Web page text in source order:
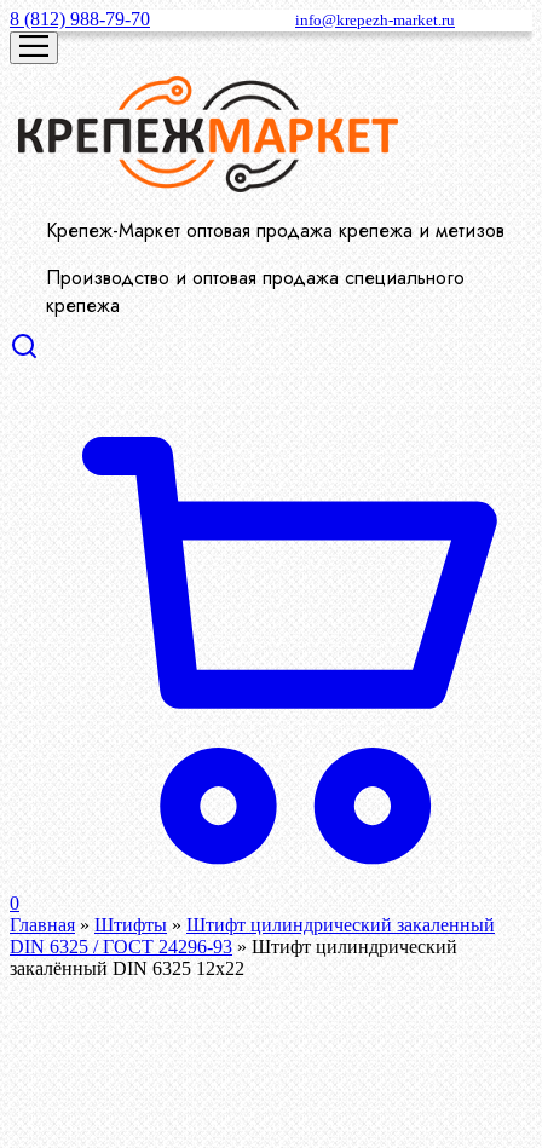
8 (812) 988-79-70 info@krepezh-market.ru
Крепеж-Маркет оптовая продажа крепежа и метизов
Производство и оптовая продажа специального
крепежа
0
Главная » Штифты » Штифт цилиндрический закаленный
DIN 6325 / ГОСТ 24296-93 » Штифт цилиндрический
закалённый DIN 6325 12х22